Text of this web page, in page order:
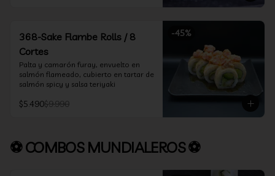
-45%
368-Sake Flambe Rolls / 8
Cortes
Palta y camarón furay, envuelto en
salmón flameado, cubierto en tartar de
salmón spicy y salsa teriyaki
$5.490$9.990
⚽ COMBOS MUNDIALEROS ⚽